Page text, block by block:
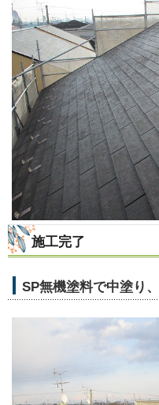
施工完了
SP無機塗料で中塗り